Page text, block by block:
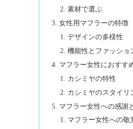
素材で選ぶ
女性用マフラーの特徴
デザインの多様性
機能性とファッショ
マフラー女性におすす
カシミヤの特性
カシミヤのスタイリ
マフラー女性への感謝
マフラー女性への敬